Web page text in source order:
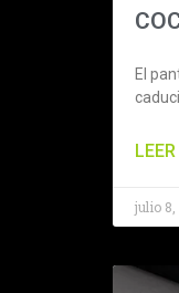
El
julio 8,